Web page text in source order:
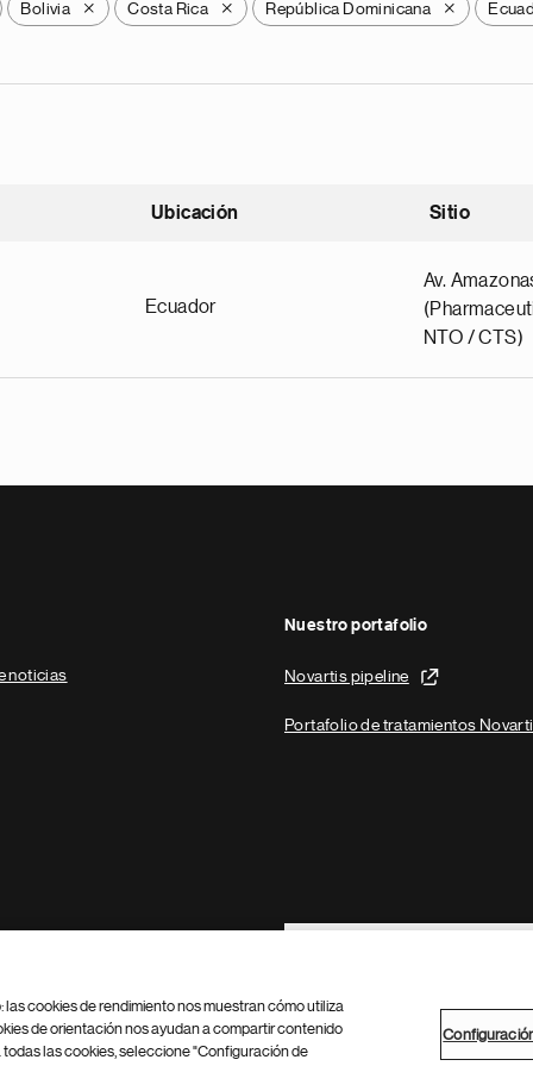
Bolivia X Costa Rica X República Dominicana X
Ubicación Sitio
Ecuador
Av.
NTO / CTS)
noticias
Nuestro portafolio
Novartis pipeline
Portafolio de tratamientos
Footer Site Search
cookies de rendimiento nos muestran cómo utiliza
de orientación nos ayudan a compartir contenido
las cookies, seleccione "Configuración de